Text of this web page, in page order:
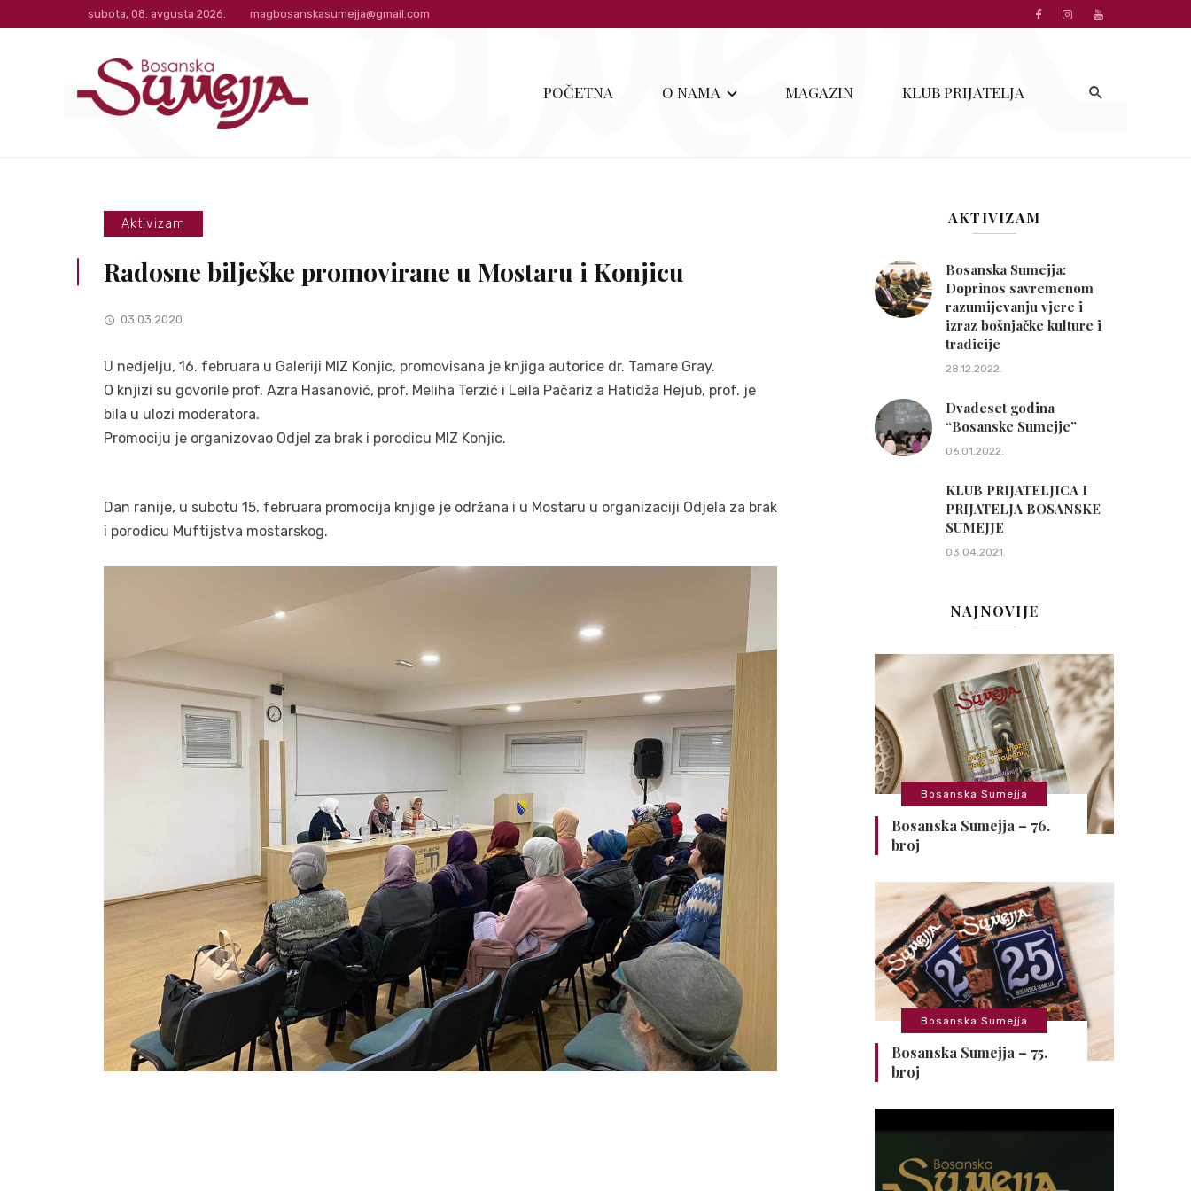
subota, 08. avgusta 2026. magbosanskasumejja@gmail.com
POČETNA O NAMA MAGAZIN KLUB PRIJATELJA
Aktivizam
Radosne bilješke promovirane u Mostaru i Konjicu
03.03.2020.
U nedjelju, 16. februara u Galeriji MIZ Konjic, promovisana je knjiga autorice dr. Tamare Gray.
O knjizi su govorile prof. Azra Hasanović, prof. Meliha Terzić i Leila Pačariz a Hatidža Hejub, prof. je
bila u ulozi moderatora.
Promociju je organizovao Odjel za brak i porodicu MIZ Konjic.
Dan ranije, u subotu 15. februara promocija knjige je održana i u Mostaru u organizaciji Odjela za brak
i porodicu Muftijstva mostarskog.
AKTIVIZAM
Bosanska Sumejja:
Doprinos savremenom
razumijevanju vjere i
izraz bošnjačke kulture i
tradicije
28.12.2022.
Dvadeset godina
“Bosanske Sumejje”
06.01.2022.
KLUB PRIJATELJICA I
PRIJATELJA BOSANSKE
SUMEJJE
03.04.2021.
NAJNOVIJE
Bosanska Sumejja
Bosanska Sumejja – 76.
broj
Bosanska Sumejja
Bosanska Sumejja – 75.
broj